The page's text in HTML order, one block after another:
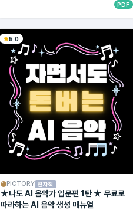
PDF
5.0
PICTORY 전자책
★나도 AI 음악가 입문편 1탄 ★ 무료로
따라하는 AI 음악 생성 매뉴얼